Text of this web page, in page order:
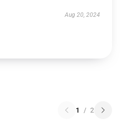
Aug 20, 2024
1 / 2